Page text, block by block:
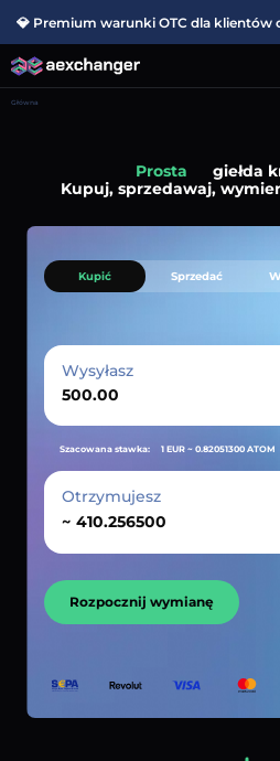
💎 Premium warunki OTC dla klientów
Główna
Prosta
giełda
Kupuj, sprzedawaj,
Kupić Sprzedać
Wysyłasz
Szacowana stawka: 1 EUR ~ 0.82051300 ATOM
Otrzymujesz
~
Rozpocznij wymianę